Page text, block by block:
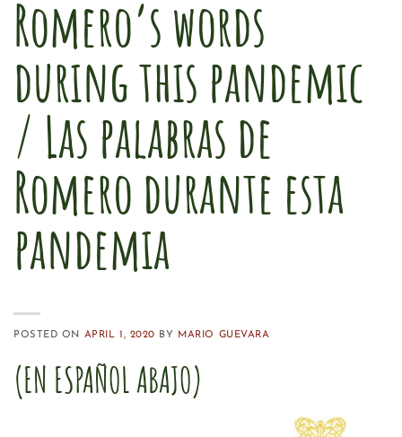
Romero’s words
during this pandemic
/ Las palabras de
Romero durante esta
pandemia
POSTED ON APRIL 1, 2020 BY MARIO GUEVARA
(EN ESPAÑOL ABAJO)